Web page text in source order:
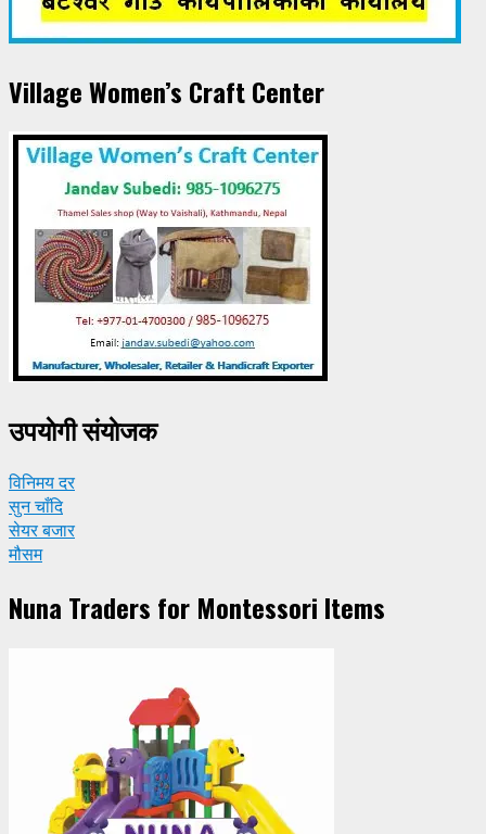
Village Women’s Craft Center
उपयाेगी संयाेजक
विनिमय दर
सुन चाँदि
सेयर बजार
मौसम
Nuna Traders for Montessori Items